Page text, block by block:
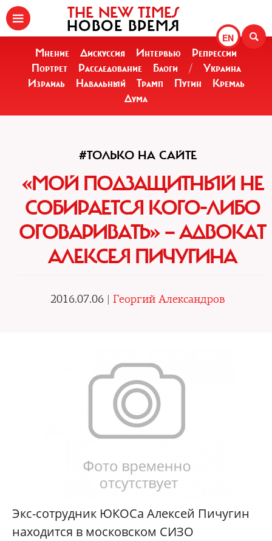
EN
THE NEW TIMES
НОВОЕ ВРЕМЯ
Мнение Дискуссия Интервью
Репрессии
Портрет
Расследование Блоги /
Украина
Израиль
Навальный Трамп Путин
Кремль
Дума
#ТОЛЬКО НА САЙТЕ
«МОЙ ПОДЗАЩИТНЫЙ НЕ
СОБИРАЕТСЯ КОГО-ЛИБО
ОГОВАРИВАТЬ» — АДВОКАТ
АЛЕКСЕЯ ПИЧУГИНА
2016.07.06 | Георгий Александров
Экс-сотрудник ЮКОСа Алексей Пичугин
находится в московском СИЗО